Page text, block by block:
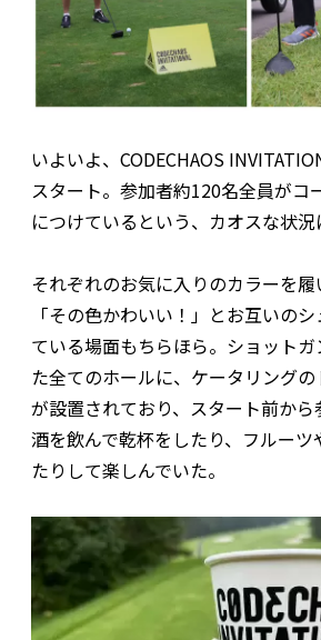
いよいよ、CODECHAOS
スタート。参加者約120名全員がコ
につけているという、カオスな状況
それぞれのお気に入りのカラーを履
「その色かわいい！」とお互いの
ている場面もちらほら。ショット
た全てのホールに、ケータリング
が設置されており、スタート前か
酒を飲んで乾杯をしたり、フルーツ
たりして楽しんでいた。